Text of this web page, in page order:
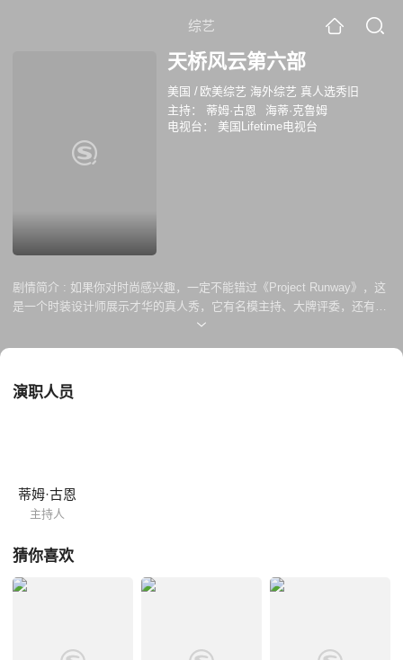
综艺
天桥风云第六部
美国 / 欧美综艺 海外综艺 真人选秀旧
主持：
蒂姆·古恩
海蒂·克鲁姆
电视台：
美国Lifetime电视台
剧情简介 : 如果你对时尚感兴趣，一定不能错过《Project Runway》，这
是一个时装设计师展示才华的真人秀，它有名模主持、大牌评委，还有一
群充满才华和梦想的时装设计师，他们手下诞生的服装不亚于四大时装周
的机会。 经过一年的官司，《Project Runway》第六季将在夏季由
Lifetime电视台播放。此前由于制作方Weinstein Co.决定终止与原先播放
改换门庭至Marie Claire担任时尚总监，Marie Claire也不出意外的成为节
目的官方杂志赞助商
演职人员
蒂姆·古恩
主持人
猜你喜欢